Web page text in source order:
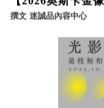
等4部不可错过的
撰文 迷誠品內容中心